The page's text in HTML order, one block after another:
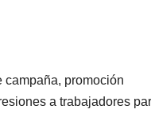
campaña, promoción
a trabajadores